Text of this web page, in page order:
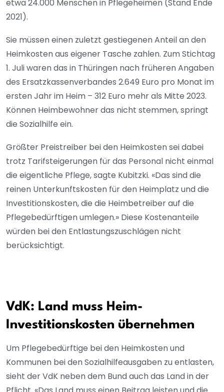
etwa 24.000 Menschen in Pflegeheimen (Stand Ende
2021).
Sie müssen einen zuletzt gestiegenen Anteil an den
Heimkosten aus eigener Tasche zahlen. Zum Stichtag
1. Juli waren das in Thüringen nach früheren Angaben
des Ersatzkassenverbandes 2.649 Euro pro Monat im
ersten Jahr im Heim – 312 Euro mehr als Mitte 2023.
Können Heimbewohner das nicht stemmen, springt
die Sozialhilfe ein.
Größter Preistreiber bei den Heimkosten sei dabei
trotz Tarifsteigerungen für das Personal nicht einmal
die eigentliche Pflege, sagte Kubitzki. «Das sind die
reinen Unterkunftskosten für den Heimplatz und die
Investitionskosten, die die Heimbetreiber auf die
Pflegebedürftigen umlegen.» Diese Kostenanteile
würden bei den Entlastungszuschlägen nicht
berücksichtigt.
VdK: Land muss Heim-
Investitionskosten übernehmen
Um Pflegebedürftige bei den Heimkosten und
Kommunen bei den Sozialhilfeausgaben zu entlasten,
sieht der VdK neben dem Bund auch das Land in der